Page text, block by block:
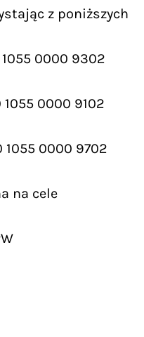
z poniższych
1055 0000 9302
1055 0000 9102
1055 0000 9702
na cele